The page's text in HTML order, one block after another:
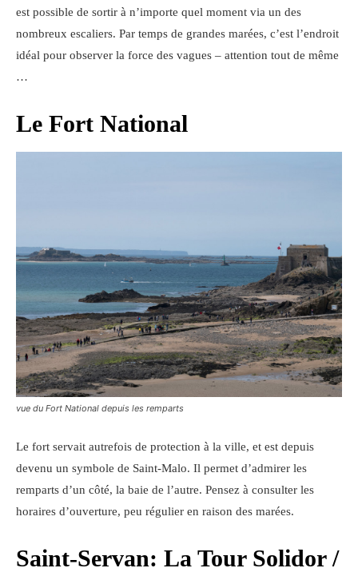
est possible de sortir à n’importe quel moment via un des
nombreux escaliers. Par temps de grandes marées, c’est l’endroit
idéal pour observer la force des vagues – attention tout de même
…
Le Fort National
vue du Fort National depuis les remparts
Le fort servait autrefois de protection à la ville, et est depuis
devenu un symbole de Saint-Malo. Il permet d’admirer les
remparts d’un côté, la baie de l’autre. Pensez à consulter les
horaires d’ouverture, peu régulier en raison des marées.
Saint-Servan: La Tour Solidor /